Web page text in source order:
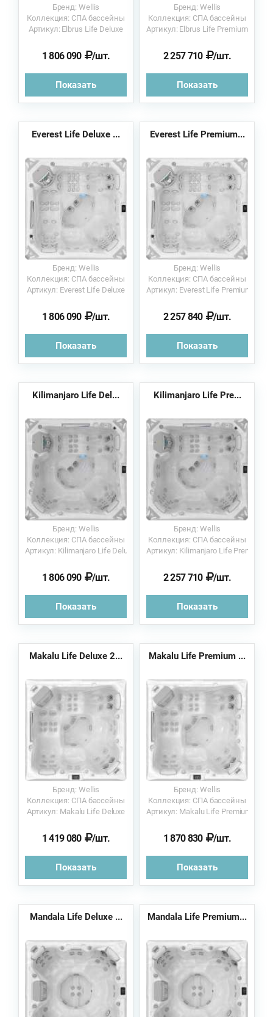
Бренд: Wellis
Коллекция: СПА бассейны
Артикул: Elbrus Life Deluxe
1 806 090 /шт.
Показать
Бренд: Wellis
Коллекция: СПА бассейны
Артикул: Elbrus Life Premium
2 257 710 /шт.
Показать
Everest Life Deluxe ...
Бренд: Wellis
Коллекция: СПА бассейны
Артикул: Everest Life Deluxe
1 806 090 /шт.
Показать
Everest Life Premium...
Бренд: Wellis
Коллекция: СПА бассейны
Артикул: Everest Life Premium
2 257 840 /шт.
Показать
Kilimanjaro Life Del...
Бренд: Wellis
Коллекция: СПА бассейны
Артикул: Kilimanjaro Life Deluxe
1 806 090 /шт.
Показать
Kilimanjaro Life Pre...
Бренд: Wellis
Коллекция: СПА бассейны
Артикул: Kilimanjaro Life Premium
2 257 710 /шт.
Показать
Makalu Life Deluxe 2...
Бренд: Wellis
Коллекция: СПА бассейны
Артикул: Makalu Life Deluxe
1 419 080 /шт.
Показать
Makalu Life Premium ...
Бренд: Wellis
Коллекция: СПА бассейны
Артикул: Makalu Life Premium
1 870 830 /шт.
Показать
Mandala Life Deluxe ... Mandala Life Premium...